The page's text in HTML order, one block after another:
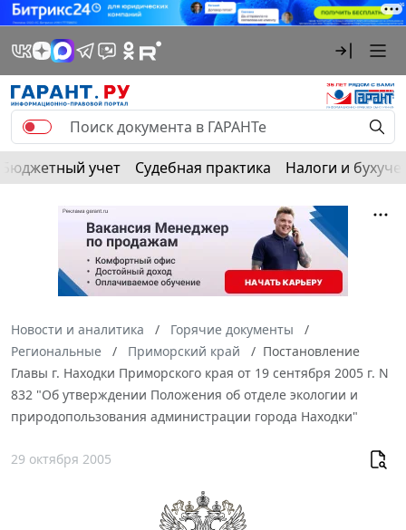
Бюджетный учет Судебная практика Налоги и
Новости и аналитика
Горячие документы
Региональные
Приморский край
Постановление
Главы г. Находки Приморского края от 19 сентября 2005 г. N
832 "Об утверждении Положения об отделе экологии и
природопользования администрации города Находки"
29 октября 2005